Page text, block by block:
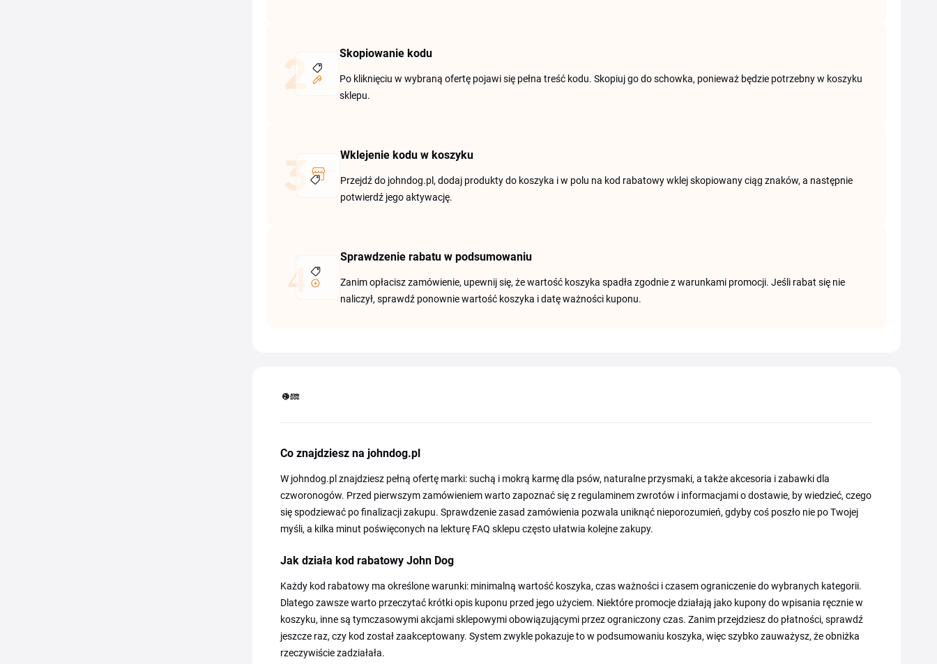
Skopiowanie kodu
Po kliknięciu w wybraną ofertę pojawi się pełna treść kodu. Skopiuj go do schowka, ponieważ będzie potrzebny w koszyku
sklepu.
Wklejenie kodu w koszyku
Przejdź do johndog.pl, dodaj produkty do koszyka i w polu na kod rabatowy wklej skopiowany ciąg znaków, a następnie
potwierdź jego aktywację.
Sprawdzenie rabatu w podsumowaniu
Zanim opłacisz zamówienie, upewnij się, że wartość koszyka spadła zgodnie z warunkami promocji. Jeśli rabat się nie
naliczył, sprawdź ponownie wartość koszyka i datę ważności kuponu.
Co znajdziesz na johndog.pl
W johndog.pl znajdziesz pełną ofertę marki: suchą i mokrą karmę dla psów, naturalne przysmaki, a także akcesoria i zabawki dla
czworonogów. Przed pierwszym zamówieniem warto zapoznać się z regulaminem zwrotów i informacjami o dostawie, by wiedzieć, czego
się spodziewać po finalizacji zakupu. Sprawdzenie zasad zamówienia pozwala uniknąć nieporozumień, gdyby coś poszło nie po Twojej
myśli, a kilka minut poświęconych na lekturę FAQ sklepu często ułatwia kolejne zakupy.
Jak działa kod rabatowy John Dog
Każdy kod rabatowy ma określone warunki: minimalną wartość koszyka, czas ważności i czasem ograniczenie do wybranych kategorii.
Dlatego zawsze warto przeczytać krótki opis kuponu przed jego użyciem. Niektóre promocje działają jako kupony do wpisania ręcznie w
koszyku, inne są tymczasowymi akcjami sklepowymi obowiązującymi przez ograniczony czas. Zanim przejdziesz do płatności, sprawdź
jeszcze raz, czy kod został zaakceptowany. System zwykle pokazuje to w podsumowaniu koszyka, więc szybko zauważysz, że obniżka
rzeczywiście zadziałała.